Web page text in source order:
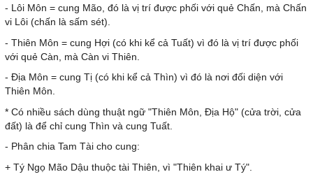
- Lôi Môn = cung Mão, đó là vị trí được phối với quẻ Chấn, mà Chấn
vi Lôi (chấn là sấm sét).
- Thiên Môn = cung Hợi (có khi kể cả Tuất) vì đó là vị trí được phối
với quẻ Càn, mà Càn vi Thiên.
- Địa Môn = cung Tị (có khi kể cả Thìn) vì đó là nơi đối diện với
Thiên Môn.
* Có nhiều sách dùng thuật ngữ "Thiên Môn, Địa Hộ" (cửa trời, cửa
đất) là để chỉ cung Thìn và cung Tuất.
- Phân chia Tam Tài cho cung:
+ Tý Ngọ Mão Dậu thuộc tài Thiên, vì "Thiên khai ư Tý".